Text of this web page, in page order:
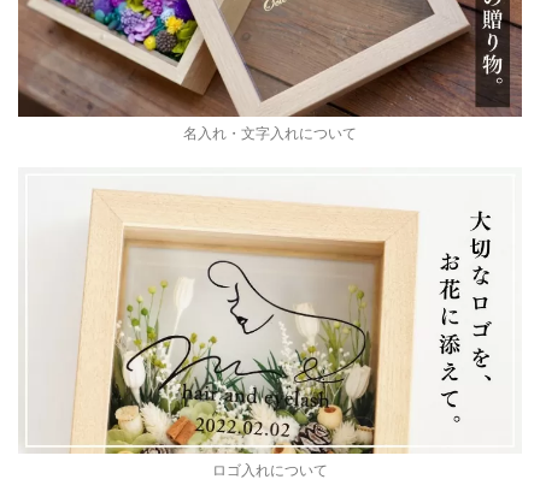
名入れ・文字入れについて
ロゴ入れについて